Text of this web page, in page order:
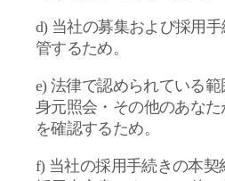
d) 当社の募集および採用
管するため。
e)法律で認められている範
身元照会・その他のあな
を確認するため。
f) 当社の採用手続きの本契